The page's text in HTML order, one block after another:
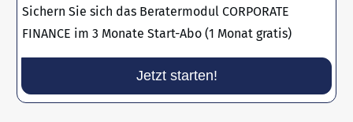
Sichern Sie sich das Beratermodul CORPORATE
FINANCE im 3 Monate Start-Abo (1 Monat gratis)
Jetzt starten!